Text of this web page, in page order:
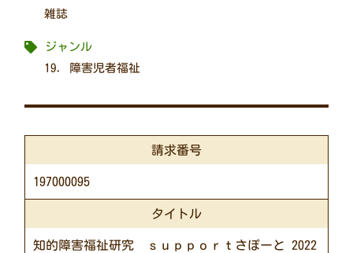
雑誌
ジャンル
19. 障害児者福祉
請求番号
197000095
タイトル
知的障害福祉研究 ｓｕｐｐｏｒｔさぽーと 2022